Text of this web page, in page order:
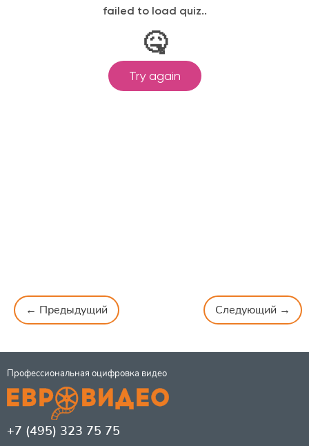
← Предыдущий Следующий →
Профессиональная оцифровка видео
+7 (495) 323 75 75